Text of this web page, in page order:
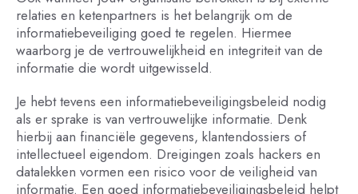
relaties en ketenpartners is het belangrijk om de
informatiebeveiliging goed te regelen. Hiermee
waarborg je de vertrouwelijkheid en integriteit van de
informatie die wordt uitgewisseld.
Je hebt tevens een informatiebeveiligingsbeleid nodig
als er sprake is van vertrouwelijke informatie. Denk
hierbij aan financiële gegevens, klantendossiers of
intellectueel eigendom. Dreigingen zoals hackers en
datalekken vormen een risico voor de veiligheid van
informatie. Een goed informatiebeveiligingsbeleid helpt